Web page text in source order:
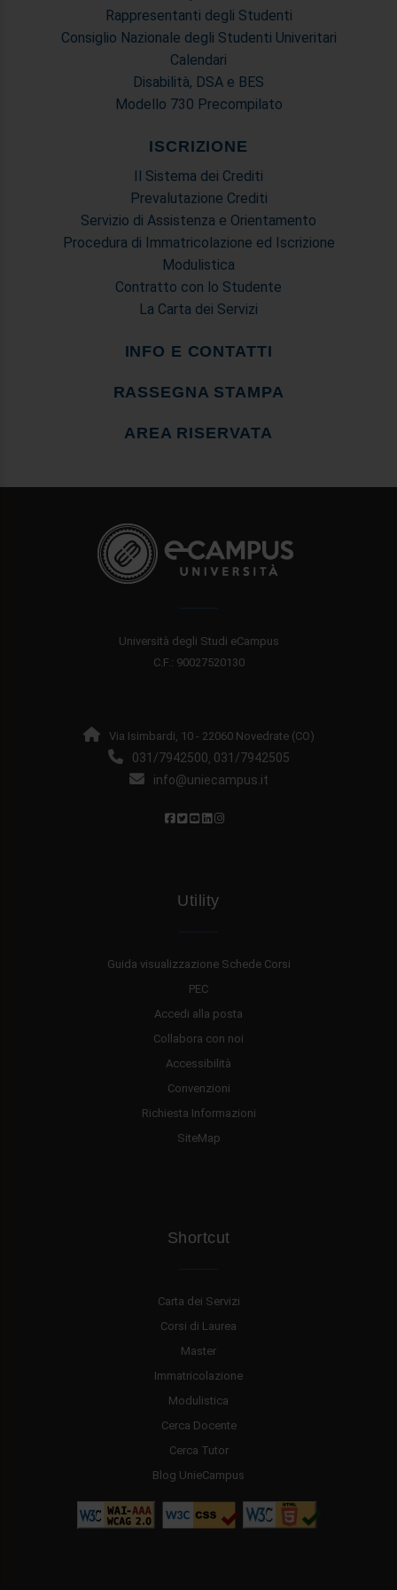
Rappresentanti degli Studenti
Consiglio Nazionale degli Studenti Univeritari
Calendari
Disabilità, DSA e BES
Modello 730 Precompilato
ISCRIZIONE
Il Sistema dei Crediti
Prevalutazione Crediti
Servizio di Assistenza e Orientamento
Procedura di Immatricolazione ed Iscrizione
Modulistica
Contratto con lo Studente
La Carta dei Servizi
INFO E CONTATTI
RASSEGNA STAMPA
AREA RISERVATA
Università degli Studi eCampus
C.F.: 90027520130
Via Isimbardi, 10 - 22060 Novedrate (CO)
031/7942500, 031/7942505
info@uniecampus.it
Utility
Guida visualizzazione Schede Corsi
PEC
Accedi alla posta
Collabora con noi
Accessibilità
Convenzioni
Richiesta Informazioni
SiteMap
Shortcut
Carta dei Servizi
Corsi di Laurea
Master
Immatricolazione
Modulistica
Cerca Docente
Cerca Tutor
Blog UnieCampus